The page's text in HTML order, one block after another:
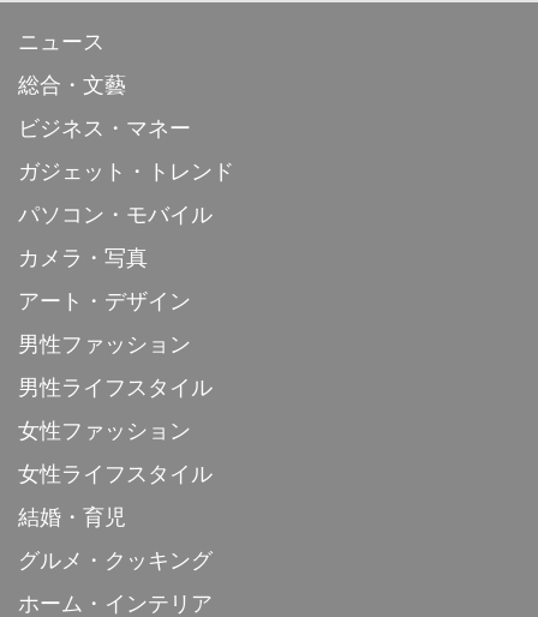
ニュース
総合・文藝
ビジネス・マネー
ガジェット・トレンド
パソコン・モバイル
カメラ・写真
アート・デザイン
男性ファッション
男性ライフスタイル
女性ファッション
女性ライフスタイル
結婚・育児
グルメ・クッキング
ホーム・インテリア